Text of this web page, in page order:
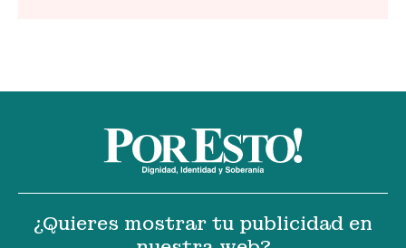
¿Quieres mostrar tu publicidad en